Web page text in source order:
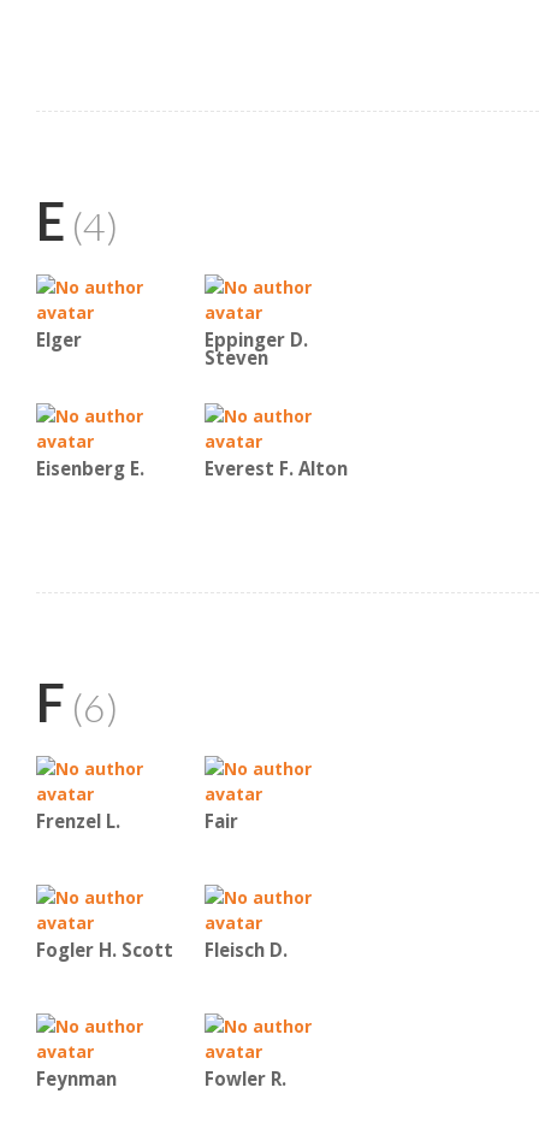
E (4)
Elger Eppinger D.
Steven
Eisenberg E. Everest F. Alton
F (6)
Frenzel L. Fair
Fogler H. Scott Fleisch D.
Feynman Fowler R.